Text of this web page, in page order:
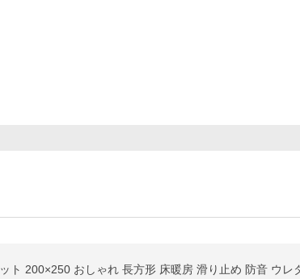
ト 200×250 おしゃれ 長方形 床暖房 滑り止め 防音 ウレ